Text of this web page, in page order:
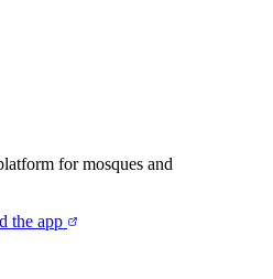
for mosques and
the app